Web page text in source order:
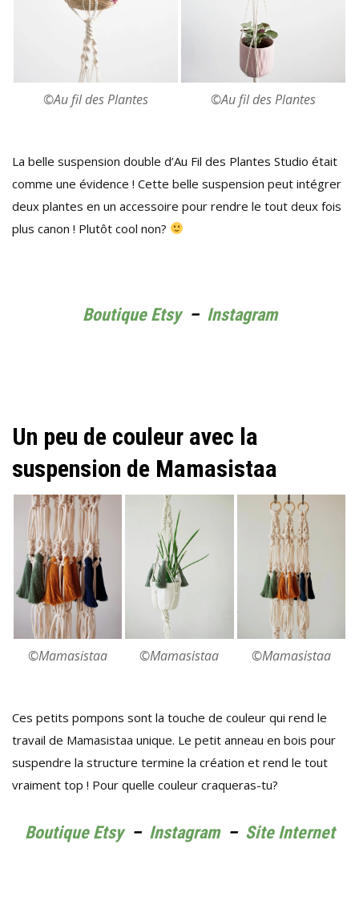
©Au fil des Plantes ©Au fil des Plantes
La belle suspension double d’Au Fil des Plantes Studio était
comme une évidence ! Cette belle suspension peut intégrer
deux plantes en un accessoire pour rendre le tout deux fois
plus canon ! Plutôt cool non?
Boutique Etsy– Instagram
Un peu de couleur avec la
suspension de Mamasistaa
©Mamasistaa ©Mamasistaa ©Mamasistaa
Ces petits pompons sont la touche de couleur qui rend le
travail de Mamasistaa unique. Le petit anneau en bois pour
suspendre la structure termine la création et rend le tout
vraiment top ! Pour quelle couleur craqueras-tu?
Boutique Etsy– Instagram– Site Internet